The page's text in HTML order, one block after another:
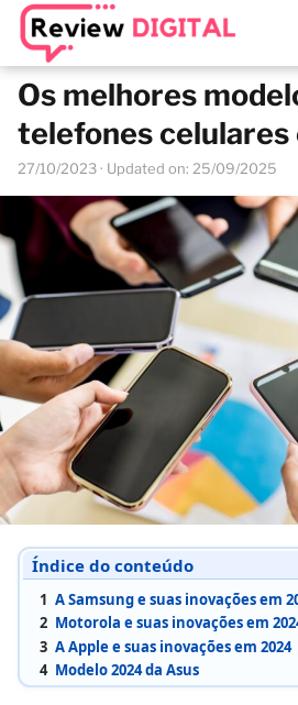
Os melhores
telefones
27/10/2023· Updated on: 25/09/2025
Índice do conteúdo
1 A Samsung e suas inovações em
2 Motorola e suas inovações em
3 A Apple e suas inovações em 2024
4 Modelo 2024 da Asus